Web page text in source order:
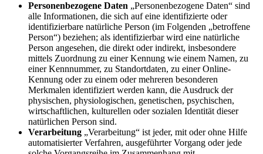
Personenbezogene Daten „Personenbezogene Daten“ sind
alle Informationen, die sich auf eine identifizierte oder
identifizierbare natürliche Person (im Folgenden „betroffene
Person“) beziehen; als identifizierbar wird eine natürliche
Person angesehen, die direkt oder indirekt, insbesondere
mittels Zuordnung zu einer Kennung wie einem Namen, zu
einer Kennnummer, zu Standortdaten, zu einer Online-
Kennung oder zu einem oder mehreren besonderen
Merkmalen identifiziert werden kann, die Ausdruck der
physischen, physiologischen, genetischen, psychischen,
wirtschaftlichen, kulturellen oder sozialen Identität dieser
natürlichen Person sind.
Verarbeitung „Verarbeitung“ ist jeder, mit oder ohne Hilfe
automatisierter Verfahren, ausgeführter Vorgang oder jede